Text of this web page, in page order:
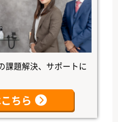
課題解決、サポートに
ちら